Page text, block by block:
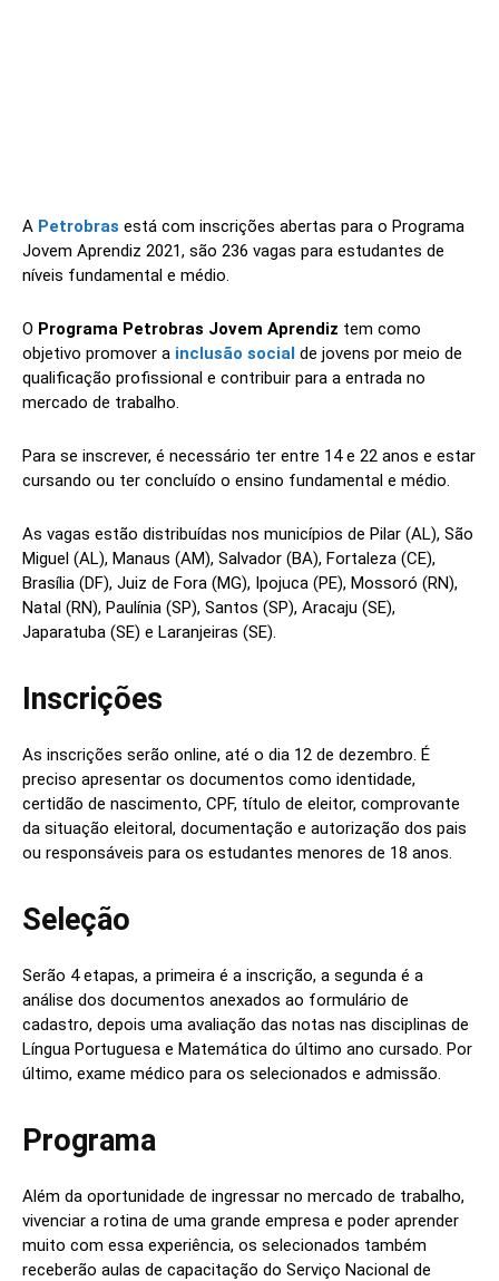
A Petrobras está com inscrições abertas para o Programa
Jovem Aprendiz 2021, são 236 vagas para estudantes de
níveis fundamental e médio.
O Programa Petrobras Jovem Aprendiz tem como
objetivo promover a inclusão social de jovens por meio de
qualificação profissional e contribuir para a entrada no
mercado de trabalho.
Para se inscrever, é necessário ter entre 14 e 22 anos e estar
cursando ou ter concluído o ensino fundamental e médio.
As vagas estão distribuídas nos municípios de Pilar (AL), São
Miguel (AL), Manaus (AM), Salvador (BA), Fortaleza (CE),
Brasília (DF), Juiz de Fora (MG), Ipojuca (PE), Mossoró (RN),
Natal (RN), Paulínia (SP), Santos (SP), Aracaju (SE),
Japaratuba (SE) e Laranjeiras (SE).
Inscrições
As inscrições serão online, até o dia 12 de dezembro. É
preciso apresentar os documentos como identidade,
certidão de nascimento, CPF, título de eleitor, comprovante
da situação eleitoral, documentação e autorização dos pais
ou responsáveis para os estudantes menores de 18 anos.
Seleção
Serão 4 etapas, a primeira é a inscrição, a segunda é a
análise dos documentos anexados ao formulário de
cadastro, depois uma avaliação das notas nas disciplinas de
Língua Portuguesa e Matemática do último ano cursado. Por
último, exame médico para os selecionados e admissão.
Programa
Além da oportunidade de ingressar no mercado de trabalho,
vivenciar a rotina de uma grande empresa e poder aprender
muito com essa experiência, os selecionados também
receberão aulas de capacitação do Serviço Nacional de